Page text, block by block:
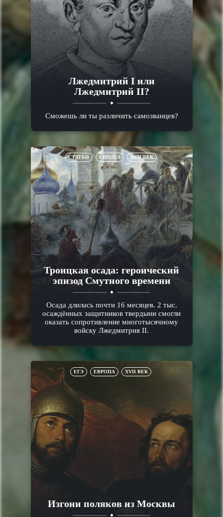
Лжедмитрий I или
Лжедмитрий II?
Сможешь ли ты различить самозванцев?
СТАТЬИ ЕВРОПА XVII ВЕК
Троицкая осада: героический
эпизод Смутного времени
Осада длилась почти 16 месяцев. 2 тыс.
осаждённых защитников твердыни смогли
оказать сопротивление многотысячному
войску Лжедмитрия II.
ЕГЭ ЕВРОПА XVII ВЕК
Изгони поляков из Москвы